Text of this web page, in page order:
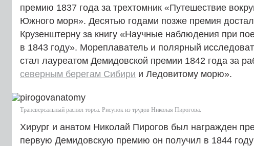
премию 1837 года за трехтомник «Путешествие
Южного моря». Десятью годами позже премия
Крузенштерну за книгу «Научные наблюдения при
в 1843 году». Мореплаватель и полярный
стал лауреатом Демидовской премии 1842 года за
северным берегам Сибири и Ледовитому морю».
Трансверсальный распил торса. Рисунок из трудов Николая Пирогова.
Хирург и анатом Николай Пирогов был награжден
первую Демидовскую премию он получил в 1844